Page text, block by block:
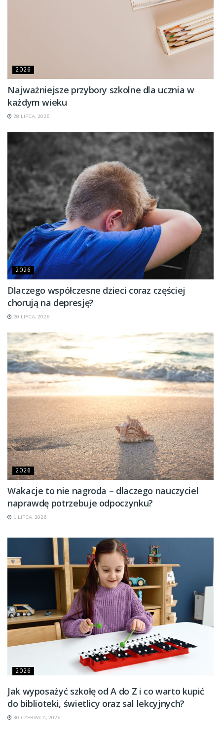
2026
Najważniejsze przybory szkolne dla ucznia w
każdym wieku
28 LIPCA, 2026
2026
Dlaczego współczesne dzieci coraz częściej
chorują na depresję?
20 LIPCA, 2026
2026
Wakacje to nie nagroda – dlaczego nauczyciel
naprawdę potrzebuje odpoczynku?
1 LIPCA, 2026
2026
Jak wyposażyć szkołę od A do Z i co warto kupić
do biblioteki, świetlicy oraz sal lekcyjnych?
30 CZERWCA, 2026